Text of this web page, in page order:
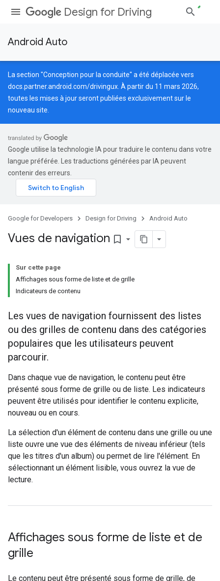
Design for Driving
Android Auto
La section "Conception pour la conduite" a été déplacée vers
docs.partner.android.com/drivingux . À partir du 11 mars 2026,
toutes les mises à jour seront publiées exclusivement sur le
nouveau site.
Google utilise la technologie IA pour traduire le contenu dans votre
langue préférée. Les traductions générées par IA peuvent
contenir des erreurs.
Google for Developers Design for Driving Android Auto
Vues de navigation bookmark_border
Sur cette page
Affichages sous forme de liste et de grille
Indicateurs de contenu
Les vues de navigation fournissent des listes
ou des grilles de contenu dans des catégories
populaires que les utilisateurs peuvent
parcourir.
Dans chaque vue de navigation, le contenu peut être
présenté sous forme de grille ou de liste. Les indicateurs
peuvent être utilisés pour identifier le contenu explicite,
nouveau ou en cours.
La sélection d'un élément de contenu dans une grille ou une
liste ouvre une vue des éléments de niveau inférieur (tels
que les titres d'un album) ou permet de lire l'élément. En
sélectionnant un élément lisible, vous ouvrez la vue de
lecture.
Affichages sous forme de liste et de
grille
Le contenu peut être présenté sous forme de grille, de